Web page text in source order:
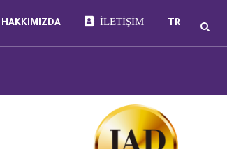
HAKKIMIZDA İLETIŞIM TR